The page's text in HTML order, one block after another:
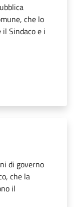
che lo
Sindaco e i
di governo
che la
il